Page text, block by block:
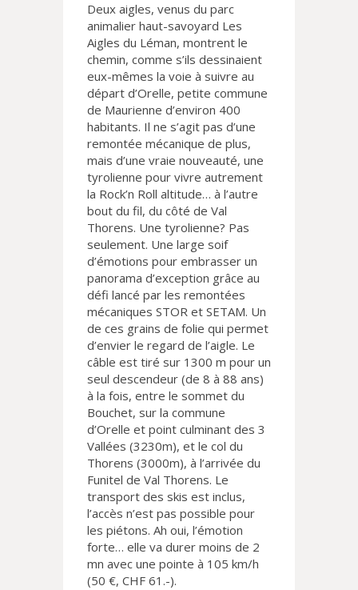
Deux aigles, venus du parc
animalier haut-savoyard Les
Aigles du Léman, montrent le
chemin, comme s’ils dessinaient
eux-mêmes la voie à suivre au
départ d’Orelle, petite commune
de Maurienne d’environ 400
habitants. Il ne s’agit pas d’une
remontée mécanique de plus,
mais d’une vraie nouveauté, une
tyrolienne pour vivre autrement
la Rock’n Roll altitude… à l’autre
bout du fil, du côté de Val
Thorens. Une tyrolienne? Pas
seulement. Une large soif
d’émotions pour embrasser un
panorama d’exception grâce au
défi lancé par les remontées
mécaniques STOR et SETAM. Un
de ces grains de folie qui permet
d’envier le regard de l’aigle. Le
câble est tiré sur 1300 m pour un
seul descendeur (de 8 à 88 ans)
à la fois, entre le sommet du
Bouchet, sur la commune
d’Orelle et point culminant des 3
Vallées (3230m), et le col du
Thorens (3000m), à l’arrivée du
Funitel de Val Thorens. Le
transport des skis est inclus,
l’accès n’est pas possible pour
les piétons. Ah oui, l’émotion
forte… elle va durer moins de 2
mn avec une pointe à 105 km/h
(50 €, CHF 61.-).